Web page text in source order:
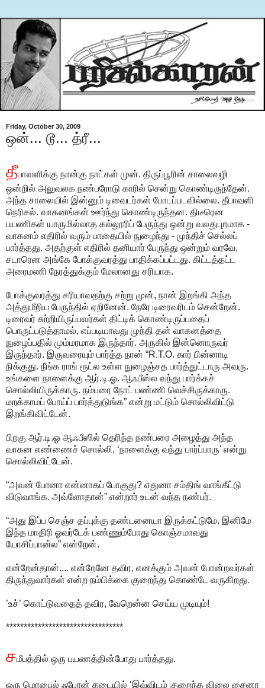
Friday, October 30, 2009
ஒன்... டூ... த்ரீ...
தீபாவளிக்கு நான்கு நாட்கள் முன். திருப்பூரின் சாலைவழி
ஒன்றில் அலுவலக நண்பரோடு காரில் சென்று கொண்டிருந்தேன்.
அந்த சாலையில் இன்னும் டிவைடர்கள் போடப்படவில்லை. தீபாவளி
நெரிசல். வாகனங்கள் ஊர்ந்து கொண்டிருந்தன. திடீரென
பயணிகள் யாருமில்லாத கல்லூரிப் பேருந்து ஒன்று வலதுபுறமாக -
வாகனம் எதிரில் வரும் பாதையில் நுழைந்து - முந்திச் செல்லப்
பார்த்தது. அதற்குள் எதிரில் தனியார் பேருந்து ஒன்றும் வரவே,
சடாரென அங்கே போக்குவரத்து பாதிக்கப்பட்டது. கிட்டத்தட்ட
அரைமணி நேரத்துக்கும் மேலானது சரியாக.
போக்குவரத்து சரியாவதற்கு சற்று முன், நான் இறங்கி அந்த
அத்துமீறிய பேருந்தில் ஏறினேன். நேரே டிரைவரிடம் சென்றேன்.
டிரைவர் சுற்றியிருப்பவர்கள் திட்டிக் கொண்டிருப்பதைப்
பொருட்படுத்தாமல், எப்படியாவது முந்தி தன் வாகனத்தை
நுழைப்பதில் மும்மரமாக இருந்தார். அருகில் இன்னொருவர்
இருந்தார். இருவரையும் பார்த்த நான் “R.T.O. கார் பின்னாடி
நிக்குது. நீங்க ராங் ரூட்ல உள்ள நுழைஞ்சத பார்த்துட்டாரு அவரு.
உங்களை நாளைக்கு ஆர்.டி.ஓ. ஆஃபீஸ்ல வந்து பார்க்கச்
சொல்லியிருக்காரு. நம்பரை நோட் பண்ணி வெச்சிருக்காரு.
மறக்காமப் போய்ப் பார்த்துடுங்க” என்று மட்டும் சொல்லிவிட்டு
இறங்கிவிட்டேன்.
பிறகு ஆர்.டி.ஓ ஆஃபீஸில் தெரிந்த நண்பரை அழைத்து அந்த
வாகன எண்ணைச் சொல்லி, ‘நாளைக்கு வந்து பார்ப்பாரு' என்று
சொல்லிவிட்டேன்.
“அவன் போனா என்னாகப் போகுது? எதுனா சம்திங் வாங்கீட்டு
விடுவாங்க. அவ்ளோதான்” என்றார் உடன் வந்த நண்பர்.
“அது இப்ப செஞ்ச தப்புக்கு தண்டனையா இருக்கட்டுமே. இனிமே
இந்த மாதிரி ஓவர்டேக் பண்ணும்போது கொஞ்சமாவது
யோசிப்பான்ல” என்றேன்.
என்றேன்தான்.... என்றேனே தவிர, எனக்கும் அவன் போன்றவர்கள்
திருந்துவார்கள் என்ற நம்பிக்கை குறைந்து கொண்டே வருகிறது.
’உச்’ கொட்டுவதைத் தவிர, வேறென்ன செய்ய முடியும்!
*********************************
சமீபத்தில் ஒரு பயணத்தின்போது பார்த்தது.
ஒரு மொபைல் ஃபோன் கடையில் ‘இவ்விடம் குறைந்த விலை சைனா